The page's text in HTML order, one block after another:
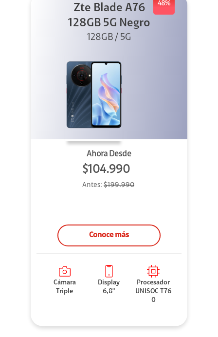
48%
Zte Blade A76
128GB 5G Negro
128GB / 5G
Ahora Desde
$104.990
Antes: $199.990
Conoce más
Cámara
Triple
Display
6,8"
Procesador
UNISOC T76
0